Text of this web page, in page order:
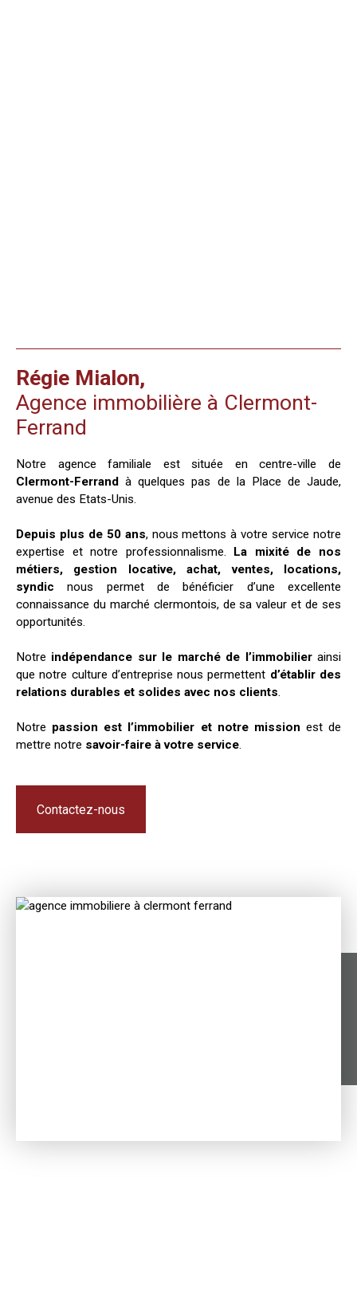
Régie Mialon,
Agence immobilière à Clermont-
Ferrand
Notre agence familiale est située en centre-ville de
Clermont-Ferrand à quelques pas de la Place de Jaude,
avenue des Etats-Unis.
Depuis plus de 50 ans, nous mettons à votre service notre
expertise et notre professionnalisme. La mixité de nos
métiers, gestion locative, achat, ventes, locations,
syndic nous permet de bénéficier d’une excellente
connaissance du marché clermontois, de sa valeur et de ses
opportunités.
Notre indépendance sur le marché de l’immobilierainsi
que notre culture d’entreprise nous permettent d’établir des
relations durables et solides avec nos clients.
Notre passion est l’immobilier et notre mission est de
mettre notre savoir-faire à votre service.
Contactez-nous